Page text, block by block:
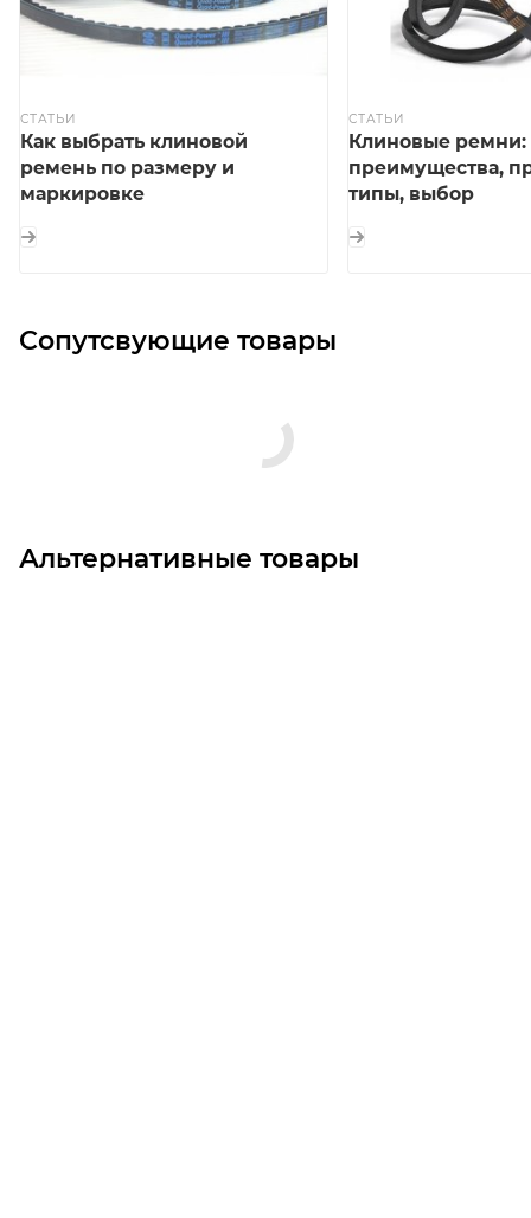
СТАТЬИ
Как выбрать клиновой
ремень по размеру и
маркировке
СТАТЬИ
Клиновые ремни:
преимущества,
типы, выбор
Сопутсвующие товары
Альтернативные товары